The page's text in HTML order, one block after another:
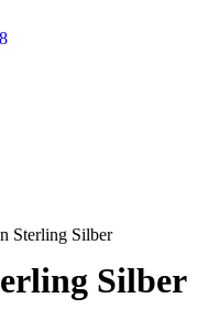
Sterling Silber
Silber